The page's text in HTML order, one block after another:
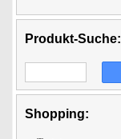
Produkt-Suche:
Shopping: